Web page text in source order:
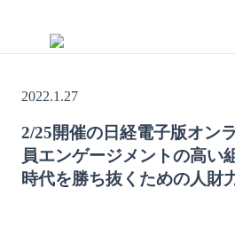
TUNAGの特徴
サポート体制
料金案内
導入事例
2022.1.27
2/25開催の日経電子版オン
員エンゲージメントの高い
時代を勝ち抜くための人財